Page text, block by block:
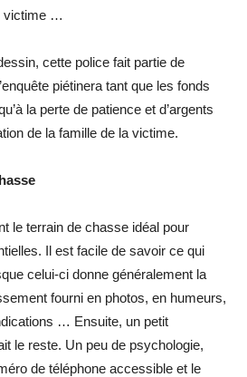
victime …
cette police fait partie de
piétinera tant que les fonds
la perte de patience et d’argents
de la famille de la victime.
le terrain de chasse idéal pour
Il est facile de savoir ce qui
celui-ci donne généralement la
fourni en photos, en humeurs,
… Ensuite, un petit
le reste. Un peu de psychologie,
de téléphone accessible et le